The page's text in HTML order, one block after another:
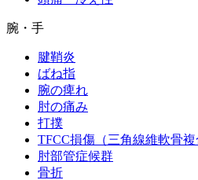
腕・手
腱鞘炎
ばね指
腕の痺れ
肘の痛み
打撲
TFCC損傷（三角線維軟骨複
肘部管症候群
骨折